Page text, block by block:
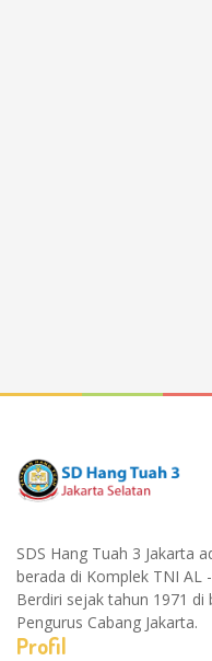
SDS Hang Tuah 3 Jakarta
berada di Komplek TNI AL
Berdiri sejak tahun 1971 di
Pengurus Cabang Jakarta.
Profil